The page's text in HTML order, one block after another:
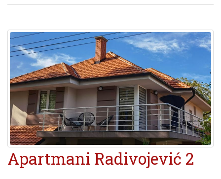
Apartmani Radivojević 2